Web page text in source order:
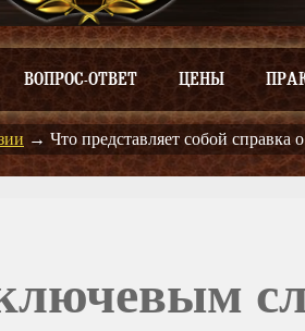
ВОПРОС-ОТВЕТ ЦЕНЫ
→ Что представляет собой